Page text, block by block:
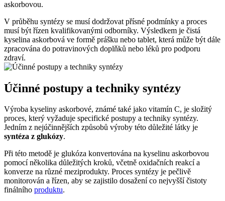
askorbovou.
V průběhu syntézy se musí dodržovat přísné podmínky a proces
musí být řízen kvalifikovanými odborníky. Výsledkem je čistá
kyselina askorbová ve formě prášku nebo tablet, která může být dále
zpracována do potravinových doplňků nebo léků pro podporu
zdraví.
Účinné postupy a techniky syntézy
Výroba kyseliny askorbové, známé také jako vitamín C, je složitý
proces, který vyžaduje specifické postupy a techniky syntézy.
Jedním z nejúčinnějších způsobů výroby této důležité látky je
syntéza z glukózy.
Při této metodě je glukóza konvertována na kyselinu askorbovou
pomocí několika důležitých kroků, včetně oxidačních reakcí a
konverze na různé meziprodukty. Proces syntézy je pečlivě
monitorován a řízen, aby se zajistilo dosažení co nejvyšší čistoty
finálního produktu.